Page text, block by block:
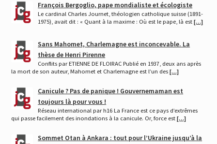
François Bergoglio, pape mondialiste et écologiste
Le cardinal Charles Journet, théologien catholique suisse (1891-
1975), avait dit : « Quant à la maxime : Où est le pape, là est[…]
Sans Mahomet, Charlemagne est inconcevable. La
thèse de Henri Pirenne
Conflits par ETIENNE DE FLOIRAC Publié en 1937, deux ans après
la mort de son auteur, Mahomet et Charlemagne est l’un des […]
Canicule ? Pas de panique ! Gouvernemaman est
toujours là pour vous !
Réseau international par h16 La France est ce pays d’extrêmes
qui passe facilement des inondations à la canicule. Or, force est […]
Sommet Otan à Ankara : tout pour l’Ukraine jusqu’à la